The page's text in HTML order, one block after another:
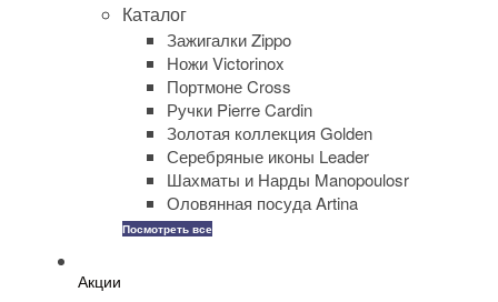
Каталог
Зажигалки Zippo
Ножи Victorinox
Портмоне Cross
Ручки Pierre Cardin
Золотая коллекция Golden
Серебряные иконы Leader
Шахматы и Нарды Manopoulosr
Оловянная посуда Artina
Посмотреть все
Акции